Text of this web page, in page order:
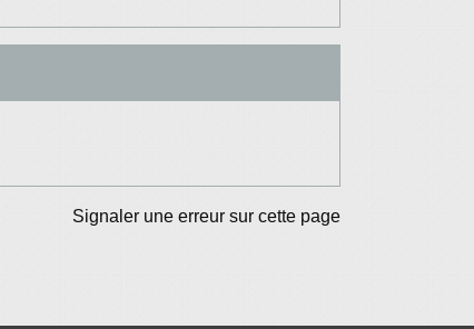
Signaler une erreur sur cette page